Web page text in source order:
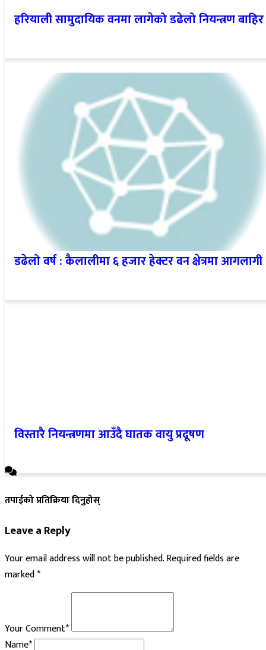
हरियाली सामुदायिक वनमा लागेको डढेलो नियन्त्रण बाहिर
डढेलो वर्ष : कैलालीमा ६ हजार हेक्टर वन क्षेत्रमा आगलागी
विस्तारै नियन्त्रणमा आउँदै घातक वायु प्रदूषण
तपाईको प्रतिक्रिया दिनुहोस्
Leave a Reply
Your email address will not be published.Required fields are
marked*
Your Comment*
Name*